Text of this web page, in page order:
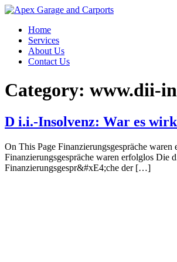
Skip
contentHome
Services
About Us
Contact Us
Category: www.dii-
D i.i.-Insolvenz: War es
On This Page Finanzierungsgespräche
Finanzierungsgespräche waren erfolglos Die
Finanzierungsgespr&#xE4;che der […]